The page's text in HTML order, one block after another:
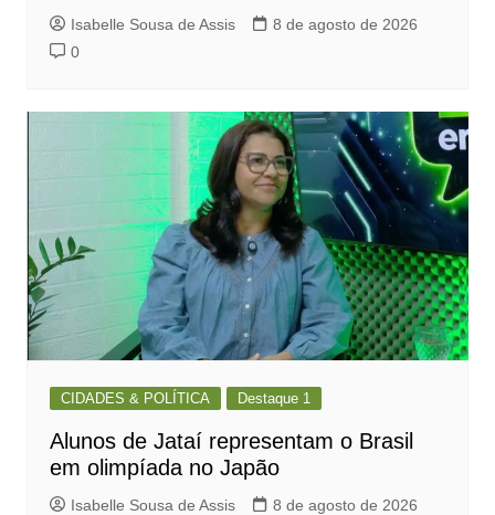
Isabelle Sousa de Assis
8 de agosto de 2026
0
CIDADES & POLÍTICA Destaque 1
Alunos de Jataí representam o Brasil
em olimpíada no Japão
Isabelle Sousa de Assis
8 de agosto de 2026